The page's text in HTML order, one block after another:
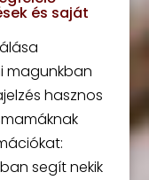
és saját
magunkban
hasznos
segít nekik